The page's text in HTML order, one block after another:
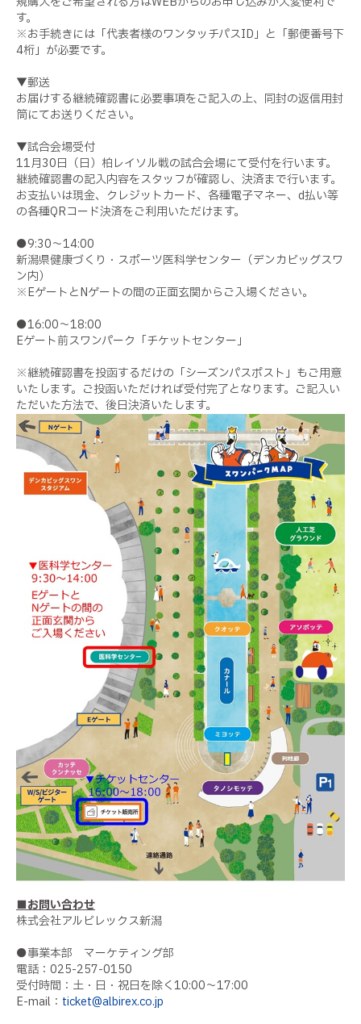
す。
※お手続きには「代表者様のワンタッチパスID」と「郵便番号下
4桁」が必要です。
▼郵送
お届けする継続確認書に必要事項をご記入の上、同封の返信用封
筒にてお送りください。
▼試合会場受付
11月30日（日）柏レイソル戦の試合会場にて受付を行います。
継続確認書の記入内容をスタッフが確認し、決済まで行います。
お支払いは現金、クレジットカード、各種電子マネー、d払い等
の各種QRコード決済をご利用いただけます。
●9:30～14:00
新潟県健康づくり・スポーツ医科学センター（デンカビッグスワ
ン内）
※EゲートとNゲートの間の正面玄関からご入場ください。
●16:00～18:00
Eゲート前スワンパーク「チケットセンター」
※継続確認書を投函するだけの「シーズンパスポスト」もご用意
いたします。ご投函いただければ受付完了となります。ご記入い
ただいた方法で、後日決済いたします。
■お問い合わせ
株式会社アルビレックス新潟
●事業本部 マーケティング部
電話：025-257-0150
受付時間：土・日・祝日を除く10:00〜17:00
E-mail： ticket@albirex.co.jp